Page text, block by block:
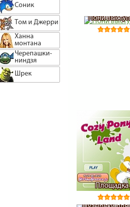
Соник
Том и Джерри
Ханна
монтана
Черепашки-
ниндзя
Шрек
Пони